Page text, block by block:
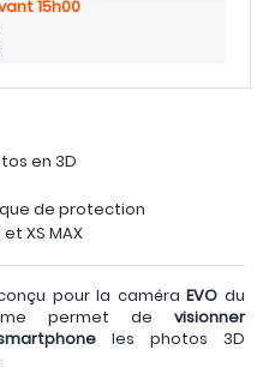
15h00
en 3D
de protection
XS MAX
pour la caméraEVO du
permet de visionner
les photos 3D